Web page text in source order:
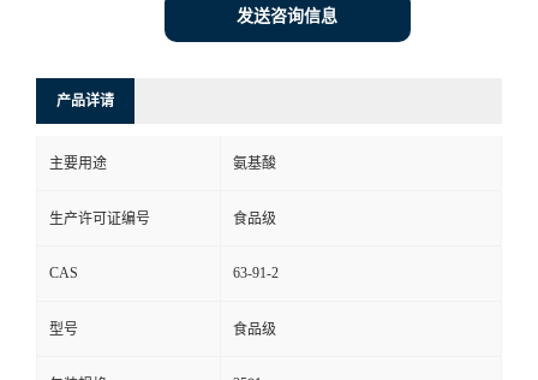
发送咨询信息
产品详请
主要用途 氨基酸
生产许可证编号 食品级
CAS 63-91-2
型号 食品级